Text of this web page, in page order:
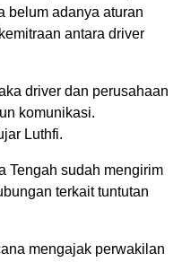
belum adanya aturan
antara driver
driver dan perusahaan
komunikasi.
Luthfi.
Tengah sudah mengirim
terkait tuntutan
mengajak perwakilan